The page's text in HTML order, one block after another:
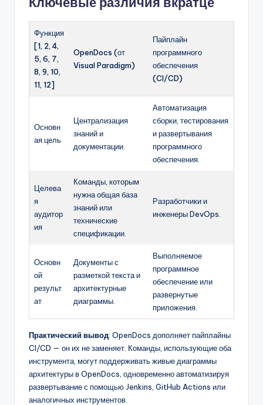
Функция
[1, 2, 4,
5, 6, 7,
8, 9, 10,
11, 12]
OpenDocs (от
Visual Paradigm)
Пайплайн
программного
обеспечения
(CI/CD)
Основн
ая цель
Централизация
знаний и
документации.
Автоматизация
сборки, тестирования
и развертывания
программного
обеспечения.
Целева
я
аудитор
ия
Команды, которым
нужна общая база
знаний или
технические
спецификации.
Разработчики и
инженеры DevOps.
Основн
ой
результ
ат
Документы с
разметкой текста и
архитектурные
диаграммы.
Выполняемое
программное
обеспечение или
развернутые
приложения.
Практический вывод: OpenDocs дополняет пайплайны
CI/CD — он их не заменяет. Команды, использующие оба
инструмента, могут поддерживать живые диаграммы
архитектуры в OpenDocs, одновременно автоматизируя
развертывание с помощью Jenkins, GitHub Actions или
аналогичных инструментов.